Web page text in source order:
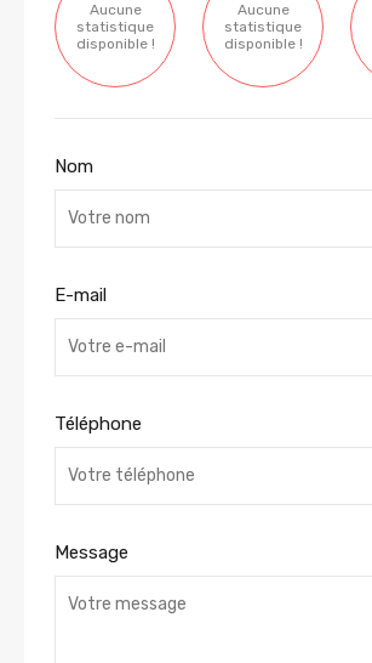
Aucune
statistique
disponible !
Aucune
statistique
disponible !
Nom
E-mail
Téléphone
Message